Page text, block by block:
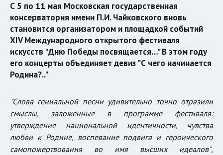
С 5 по 11 мая Московская государственная
консерватория имени П.И. Чайковского вновь
становится организатором и площадкой событий
XIV Международного открытого фестиваля
искусств "Дню Победы посвящается…" В этом году
его концерты объединяет девиз "С чего начинается
Родина?.."
"Слова гениальной песни удивительно точно отразили
смыслы, заложенные в программе фестиваля:
утверждение национальной идентичности, чувства
любви к Родине, воспевание подвига и героического
самопожертвования во имя высших идеалов",